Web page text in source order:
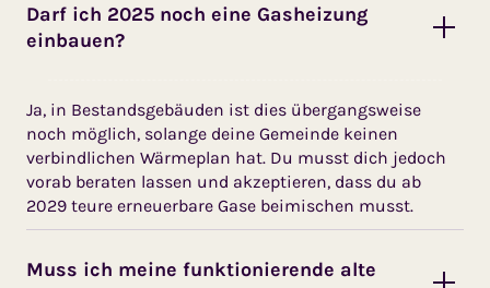
Darf ich 2025 noch eine Gasheizung
einbauen?
Ja, in Bestandsgebäuden ist dies übergangsweise
noch möglich, solange deine Gemeinde keinen
verbindlichen Wärmeplan hat. Du musst dich jedoch
vorab beraten lassen und akzeptieren, dass du ab
2029 teure erneuerbare Gase beimischen musst.
Muss ich meine funktionierende alte